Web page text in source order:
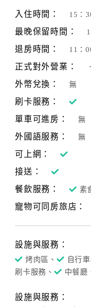
入住時間： 15：
最晚保留時間：
退房時間： 11：
正式對外營業：
外幣兌換： 無
刷卡服務：
單車可進房：
無
外國語服務： 無
可上網：
接送：
餐飲服務：
素
寵物可同房旅店：
設施與服務：
烤肉區、 自行
刷卡服務、
中餐廳
設施與服務：